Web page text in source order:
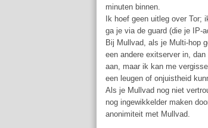
minuten binnen.
Ik hoef geen uitleg over
ga je via de guard (die je IP-
Bij Mullvad, als je Multi-hop
een andere exitserver in,
aan, maar ik kan me
een leugen of onjuistheid
Als je Mullvad nog niet
nog ingewikkelder maken
anonimiteit met Mullvad.